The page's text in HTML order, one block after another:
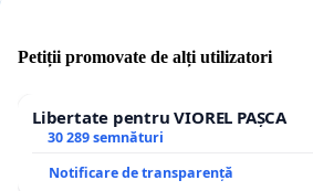
Petiții promovate de alți utilizatori
Libertate pentru VIOREL PAȘCA
30 289 semnături
Notificare de transparență